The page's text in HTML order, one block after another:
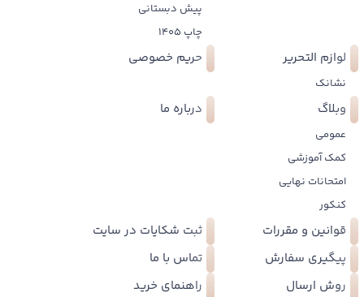
پیش دبستانی
چاپ 1405
لوازم التحریر
نشانک
حریم خصوصی
وبلاگ
عمومی
کمک آموزشی
امتحانات نهایی
کنکور
درباره ما
قوانین و مقررات
ثبت شکایات در سایت
پیگیری سفارش
تماس با ما
روش ارسال
راهنمای خرید